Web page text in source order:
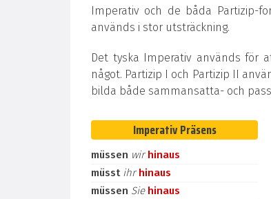
Imperativ och de båda Partizip-
används i stor utsträckning.
Det tyska Imperativ används för
något. Partizip I och Partizip II
bilda både sammansatta- och
Imperativ Präsens
müssen wirhinaus
müsst ihrhinaus
müssen Sie hinaus